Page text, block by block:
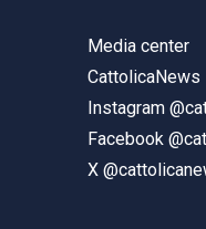
Media center
CattolicaNews
Instagram
Facebook
X